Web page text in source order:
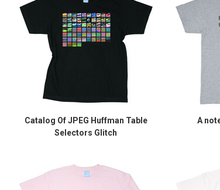
Catalog Of JPEG Huffman Table
Selectors Glitch
A